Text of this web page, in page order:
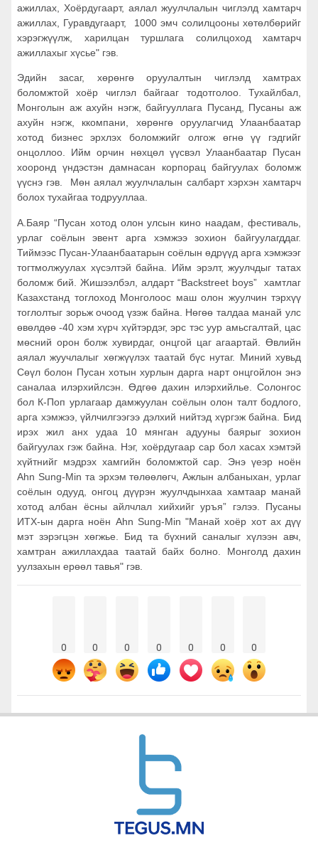
ажиллах, Хоёрдугаарт, аялал жуулчлалын чиглэлд хамтарч
ажиллах, Гуравдугаарт, 1000 эмч солилцооны хөтөлбөрийг
хэрэгжүүлж, харилцан туршлага солилцоход хамтарч
ажиллахыг хүсье" гэв.
Эдийн засаг, хөрөнгө оруулалтын чиглэлд хамтрах
боломжтой хоёр чиглэл байгааг тодотголоо. Тухайлбал,
Монголын аж ахуйн нэгж, байгууллага Пусанд, Пусаны аж
ахуйн нэгж, ккомпани, хөрөнгө оруулагчид Улаанбаатар
хотод бизнес эрхлэх боломжийг олгож өгнө үү гэдгийг
онцоллоо. Ийм орчин нөхцөл үүсвэл Улаанбаатар Пусан
хооронд үндэстэн дамнасан корпорац байгуулах боломж
үүснэ гэв. Мөн аялал жуулчлалын салбарт хэрхэн хамтарч
болох тухайгаа тодрууллаа.
А.Баяр “Пусан хотод олон улсын кино наадам, фестиваль,
урлаг соёлын эвент арга хэмжээ зохион байгуулагддаг.
Тиймээс Пусан-Улаанбаатарын соёлын өдрүүд арга хэмжээг
тогтмолжуулах хүсэлтэй байна. Ийм эрэлт, жуулчдыг татах
боломж бий. Жишээлбэл, алдарт “Backstreet boys” хамтлаг
Казахстанд тоглоход Монголоос маш олон жуулчин тэрхүү
тоглолтыг зорьж очоод үзэж байна. Нөгөө талдаа манай улс
өвөлдөө -40 хэм хүрч хүйтэрдэг, эрс тэс уур амьсгалтай, цас
мөсний орон болж хувирдаг, онцгой цаг агаартай. Өвлийн
аялал жуучлалыг хөгжүүлэх таатай бүс нутаг. Миний хувьд
Сөүл болон Пусан хотын хурлын дарга нарт онцгойлон энэ
саналаа илэрхийлсэн. Өдгөө дахин илэрхийлье. Солонгос
бол К-Поп урлагаар дамжуулан соёлын олон талт бодлого,
арга хэмжээ, үйлчилгээгээ дэлхий нийтэд хүргэж байна. Бид
ирэх жил анх удаа 10 мянган адууны баярыг зохион
байгуулах гэж байна. Нэг, хоёрдугаар сар бол хасах хэмтэй
хүйтнийг мэдрэх хамгийн боломжтой сар. Энэ үеэр ноён
Ahn Sung‑Min та эрхэм төлөөлөгч, Ажлын албаныхан, урлаг
соёлын одууд, онгоц дүүрэн жуулчдынхаа хамтаар манай
хотод албан ёсны айлчлал хийхийг уръя” гэлээ. Пусаны
ИТХ-ын дарга ноён Ahn Sung‑Min "Манай хоёр хот ах дүү
мэт зэрэгцэн хөгжье. Бид та бүхний саналыг хүлээн авч,
хамтран ажиллахдаа таатай байх болно. Монголд дахин
уулзахын ерөөл тавья" гэв.
0 0 0 0 0 0 0